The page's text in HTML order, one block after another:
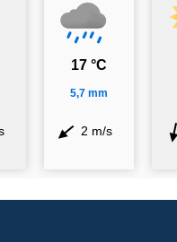
17 °C
5,7 mm
2 m/s